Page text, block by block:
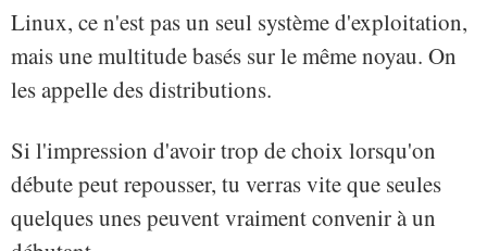
Linux, ce n'est pas un seul système d'exploitation,
mais une multitude basés sur le même noyau. On
les appelle des distributions.
Si l'impression d'avoir trop de choix lorsqu'on
débute peut repousser, tu verras vite que seules
quelques unes peuvent vraiment convenir à un